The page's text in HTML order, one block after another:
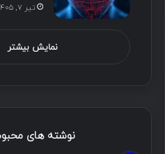
تیر ۷, ۱۴۰۵
نمایش بیشتر
نوشته های